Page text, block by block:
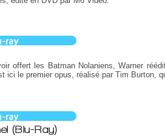
offert les Batman Nolaniens, Warner
ici le premier opus, réalisé par Tim Burton,
(Blu-Ray)